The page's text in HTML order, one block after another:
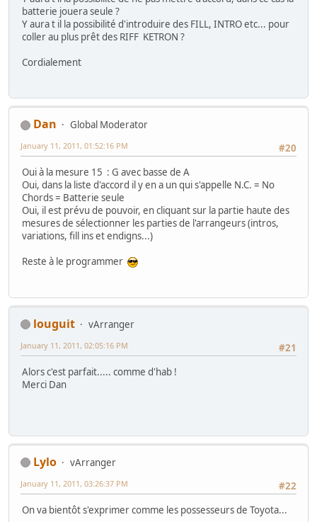
batterie jouera seule ?
Y aura t il la possibilité d'introduire des FILL, INTRO etc... pour
coller au plus prêt des RIFF KETRON ?
Cordialement
Dan
Global Moderator
#20
January 11, 2011, 01:52:16 PM
Oui à la mesure 15 : G avec basse de A
Oui, dans la liste d'accord il y en a un qui s'appelle N.C. = No
Chords = Batterie seule
Oui, il est prévu de pouvoir, en cliquant sur la partie haute des
mesures de sélectionner les parties de l'arrangeurs (intros,
variations, fill ins et endigns...)
Reste à le programmer
louguit
vArranger
#21
January 11, 2011, 02:05:16 PM
Alors c'est parfait..... comme d'hab !
Merci Dan
Lylo
vArranger
#22
January 11, 2011, 03:26:37 PM
On va bientôt s'exprimer comme les possesseurs de Toyota...